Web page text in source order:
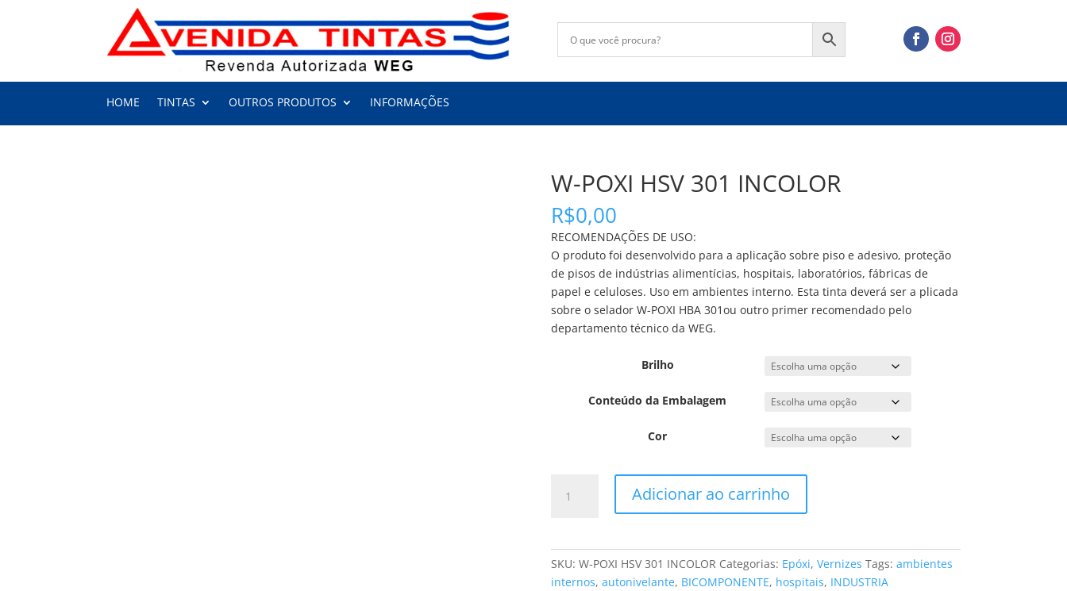
HOME TINTAS OUTROS PRODUTOS INFORMAÇÕES
W-POXI HSV 301 INCOLOR
R$0,00
RECOMENDAÇÕES DE USO:
O produto foi desenvolvido para a aplicação sobre piso e adesivo, proteção
de pisos de indústrias alimentícias, hospitais, laboratórios, fábricas de
papel e celuloses. Uso em ambientes interno. Esta tinta deverá ser a plicada
sobre o selador W-POXI HBA 301ou outro primer recomendado pelo
departamento técnico da WEG.
Brilho
Conteúdo da Embalagem
Cor
POXI
Adicionar ao carrinho
SKU: W-POXI HSV 301 INCOLOR Categorias: Epóxi, Vernizes Tags: ambientes
internos, autonivelante, BICOMPONENTE, hospitais, INDUSTRIA